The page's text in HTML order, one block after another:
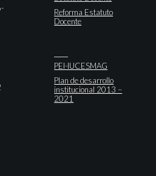
Reforma Estatuto
Docente
PEI-IUCESMAG
Plan de desarrollo
institucional 2013 –
2021